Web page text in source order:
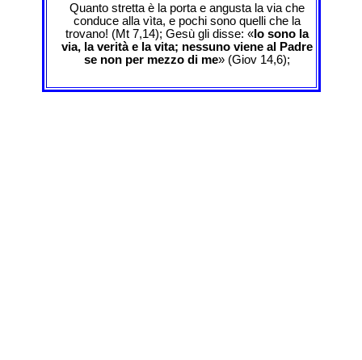
Quanto stretta è la porta e angusta la via che
conduce alla vìta, e pochi sono quelli che la
trovano! (Mt 7,14); Gesù gli disse: «Io sono la
via, la verità e la vita; nessuno viene al Padre
se non per mezzo di me» (Giov 14,6);